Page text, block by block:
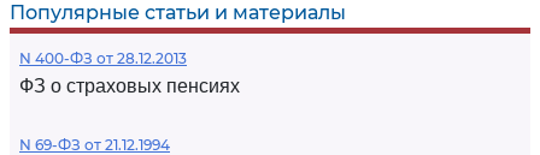
Популярные статьи и материалы
N 400-ФЗ от 28.12.2013
ФЗ о страховых пенсиях
N 69-ФЗ от 21.12.1994